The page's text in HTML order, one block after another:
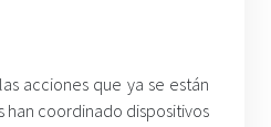
acciones que ya se están
han coordinado dispositivos